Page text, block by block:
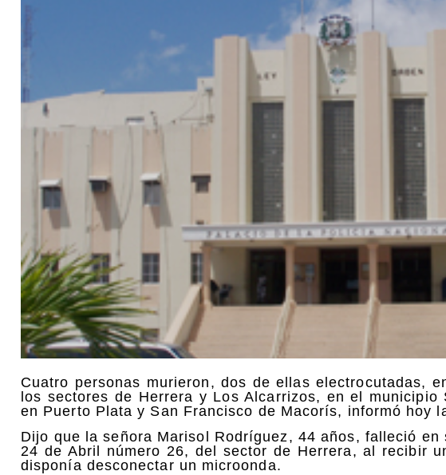
Cuatro personas murieron, dos de ellas electrocutadas,
los sectores de Herrera y Los Alcarrizos, en el municipio
en Puerto Plata y San Francisco de Macorís, informó hoy
Dijo que la señora Marisol Rodríguez, 44 años, falleció
24 de Abril número 26, del sector de Herrera, al recibir
disponía desconectar un microonda.